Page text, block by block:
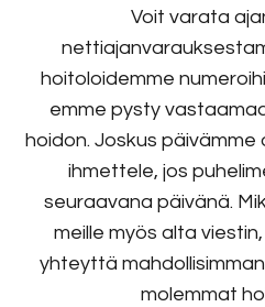
Voit varata
hoitoloidemme
emme pysty
hoidon. Joskus
ihmettele, jos
seuraavana päivänä.
meille myös alta
yhteyttä
molemmat